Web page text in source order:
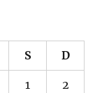
S D
1 2